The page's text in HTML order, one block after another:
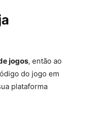
jogos, então ao
do jogo em
plataforma